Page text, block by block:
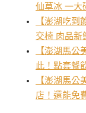
仙草冰 一大
【澎湖吃
交椅 肉品新
【澎湖馬
此！點套餐
【澎湖馬
店！還能免